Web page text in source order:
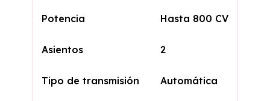
Potencia Hasta 800 CV
Asientos 2
Tipo de transmisión Automática